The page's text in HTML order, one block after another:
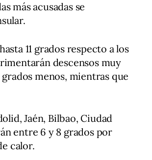
más acusadas se
11 grados respecto a los
descensos muy
menos, mientras que
Jaén, Bilbao, Ciudad
entre 6 y 8 grados por
calor.